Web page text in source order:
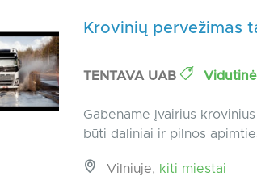
Krovinių pervežimas
TENTAVA UAB
Gabename įvairius
būti daliniai ir pilnos
Vilniuje, kiti miestai